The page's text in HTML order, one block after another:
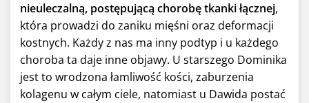
nieuleczalną, postępującą chorobę tkanki łącznej,
która prowadzi do zaniku mięśni oraz deformacji
kostnych. Każdy z nas ma inny podtyp i u każdego
choroba ta daje inne objawy. U starszego Dominika
jest to wrodzona łamliwość kości, zaburzenia
kolagenu w całym ciele, natomiast u Dawida postać